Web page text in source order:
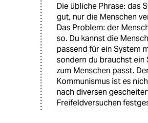
Die übliche Phrase: das
gut, nur die Menschen
Das Problem: der
so. Du kannst die
passend für ein System
sondern du brauchst ein
zum Menschen passt.
Kommunismus ist es
nach diversen
Freifeldversuchen